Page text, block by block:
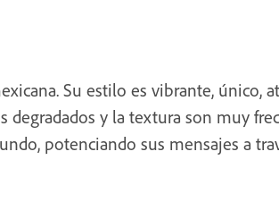
Su estilo es vibrante, único,
degradados y la textura son muy
potenciando sus mensajes a